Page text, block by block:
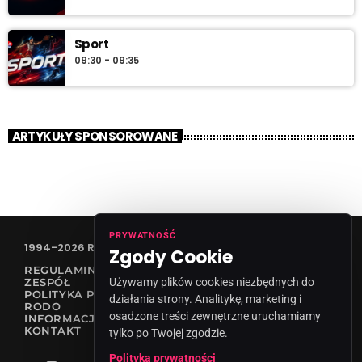
Sport
09:30 - 09:35
ARTYKUŁY SPONSOROWANE
1994-2026 RADIO VANESSA SPÓŁKA Z O.O
REGULAMIN KONKURSÓW
ZESPÓŁ
POLITYKA PRYWATNOŚCI
RODO
INFORMACJA O NADAWCY
KONTAKT
PRYWATNOŚĆ
Zgody Cookie
Używamy plików cookies niezbędnych do
działania strony. Analitykę, marketing i
osadzone treści zewnętrzne uruchamiamy
tylko po Twojej zgodzie.
Polityka prywatności